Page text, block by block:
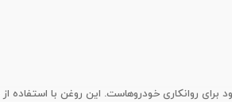
برای روانکاری خودروهاست. این روغن با